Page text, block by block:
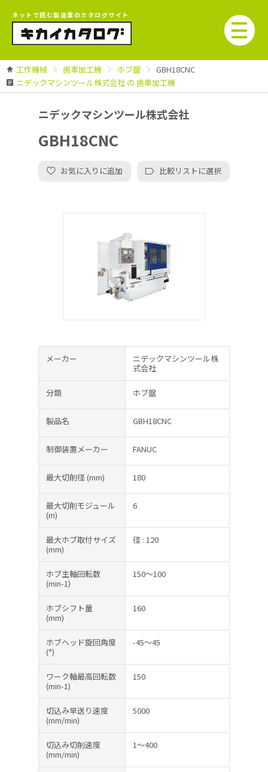
ネットで読む製造業のカタログサイト
工作機械 歯車加工機 ホブ盤
GBH18CNC
ニデックマシンツール株式会社 の 歯車加工機
ニデックマシンツール株式会社
GBH18CNC
お気に入りに追加 比較リストに選択
メーカー
ニデックマシンツール株
式会社
分類 ホブ盤
製品名 GBH18CNC
制御装置メーカー FANUC
最大切削径(mm) 180
最大切削モジュール
(m)
6
最大ホブ取付サイズ
(mm)
径 : 120
ホブ主軸回転数
(min-1)
150～100
ホブシフト量
(mm)
160
ホブヘッド旋回角度
(°)
-45～45
ワーク軸最高回転数
(min-1)
150
切込み早送り速度
(mm/min)
5000
切込み切削速度
(mm/min)
1～400